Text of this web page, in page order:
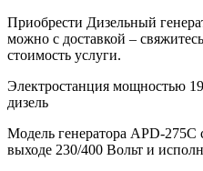
Приобрести Дизельный
можно с доставкой –
стоимость услуги.
Электростанция мощностью
дизель
Модель генератора APD-
выходе 230/400 Вольт и